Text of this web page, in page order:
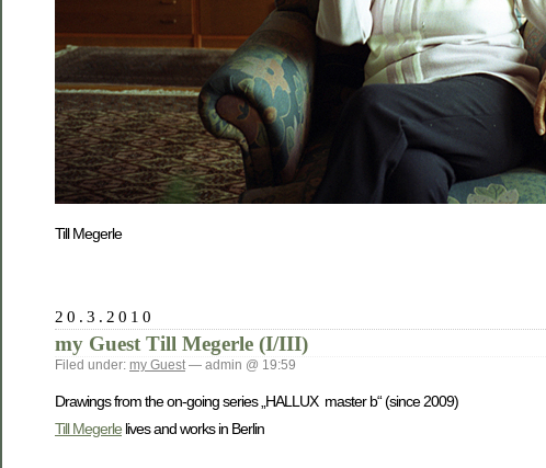
Till Megerle
20.3.2010
my Guest Till Megerle (I/III)
Filed under: my Guest— admin @ 19:59
Drawings from the on-going series „HALLUX master b“ (since 2009)
Till Megerle lives and works in Berlin